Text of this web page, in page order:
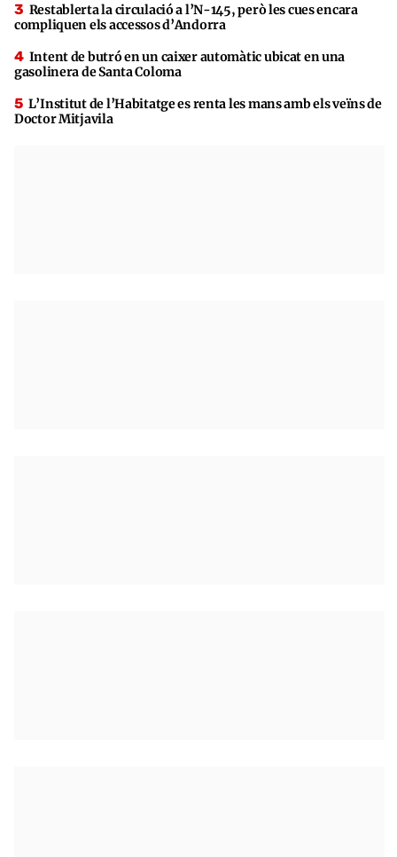
Restablerta la circulació a l’N-145, però les cues encara
compliquen els accessos d’Andorra
Intent de butró en un caixer automàtic ubicat en una
gasolinera de Santa Coloma
L’Institut de l’Habitatge es renta les mans amb els veïns de
Doctor Mitjavila